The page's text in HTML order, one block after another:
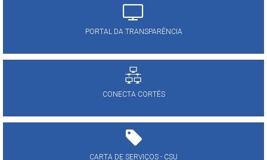
PORTAL DA TRANSPARÊNCIA
CONECTA CORTÊS
CARTA DE SERVIÇOS - CSU